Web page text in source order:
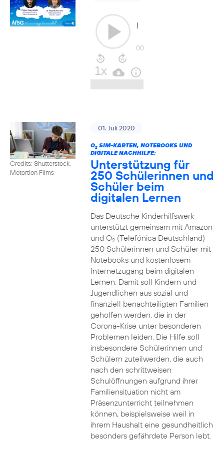
Credits: Shutterstock,
Motortion Films
01. Juli 2020
O2SIM-KARTEN, NOTEBOOKS UND
DIGITALE NACHHILFE:
Unterstützung für
250 Schülerinnen und
Schüler beim
digitalen Lernen
Das Deutsche Kinderhilfswerk
unterstützt gemeinsam mit Amazon
und O2(Telefónica Deutschland)
250 Schülerinnen und Schüler mit
Notebooks und kostenlosem
Internetzugang beim digitalen
Lernen. Damit soll Kindern und
Jugendlichen aus sozial und
finanziell benachteiligten Familien
geholfen werden, die in der
Corona-Krise unter besonderen
Problemen leiden. Die Hilfe soll
insbesondere Schülerinnen und
Schülern zuteilwerden, die auch
nach den schrittweisen
Schulöffnungen aufgrund ihrer
Familiensituation nicht am
Präsenzunterricht teilnehmen
können, beispielsweise weil in
ihrem Haushalt eine gesundheitlich
besonders gefährdete Person lebt.